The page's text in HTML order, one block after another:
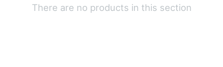
There are no products in this section